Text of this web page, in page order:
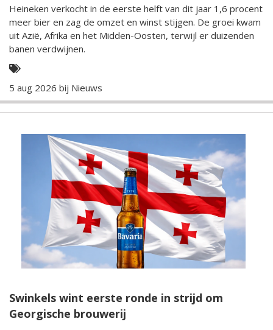
Heineken verkocht in de eerste helft van dit jaar 1,6 procent
meer bier en zag de omzet en winst stijgen. De groei kwam
uit Azië, Afrika en het Midden-Oosten, terwijl er duizenden
banen verdwijnen.
5 aug 2026 bij Nieuws
Swinkels wint eerste ronde in strijd om
Georgische brouwerij